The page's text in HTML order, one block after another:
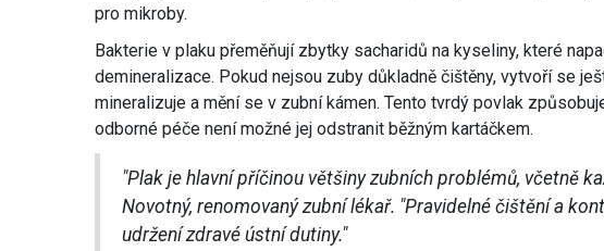
pro mikroby.
Bakterie v plaku přeměňují zbytky sacharidů na kyseliny, které
demineralizace. Pokud nejsou zuby důkladně čištěny, vytvoří se
mineralizuje a mění se v zubní kámen. Tento tvrdý povlak
odborné péče není možné jej odstranit běžným kartáčkem.
"Plak je hlavní příčinou většiny zubních problémů, včetně
Novotný, renomovaný zubní lékař. "Pravidelné čištění a
udržení zdravé ústní dutiny."